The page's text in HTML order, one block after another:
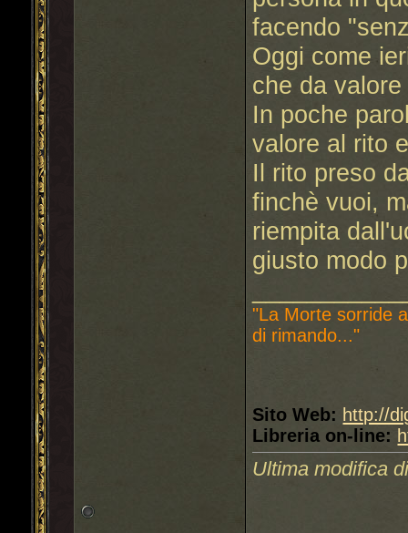
facendo
Oggi come
che da
In poche
valore al rito
Il rito preso
finchè vuoi,
riempita
giusto modo
"La Morte sorride
di rimando..."
Sito Web: http://
Libreria on-line:
Ultima modifica